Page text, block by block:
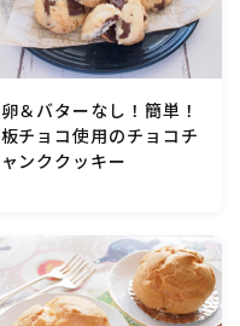
卵＆バターなし！簡単！
板チョコ使用のチョコチ
ャンククッキー